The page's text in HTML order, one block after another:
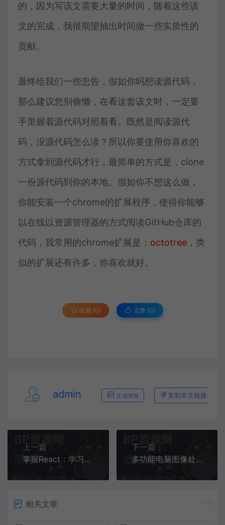
的，因为写该文需要大量的时间，随着这些该
文的完成，我很期望抽出时间做一些实质性的
贡献。
最终给我们一些忠告，假如你吗想读源代码，
那么建议您别偷懒，在看这套该文时，一定要
手里握着源代码对照着看。既然是阅读源代
码，没源代码怎么读？所以你要使用你喜欢的
方式拿到源代码才行，最简单的方式是，clone
一份源代码到你的本地。假如你不想这么做，
你能安装一个chrome的扩展程序，使得你能够
以在线以资源管理器的方式阅读GitHub仓库的
代码，我常用的chrome扩展是： octotree ，类
似的扩展还有许多，你喜欢就好。
收藏 (0) 点赞 (0)
admin 生成海报 复制本文链接
上一篇：
掌握React：学习和应用的终极指南
下一篇：
多功能电脑图像处理工具箱，近百款实用软件，处理图像的神器
相关文章